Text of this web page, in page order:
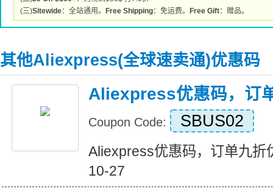
(三)Sitewide：全站通用。 Free Shipping：免运费。 Free Gift：赠品。
其他Aliexpress(全球速卖通)优惠码
Aliexpress优惠码，订
Coupon Code: SBUS02
Aliexpress优惠码，订单九折
10-27